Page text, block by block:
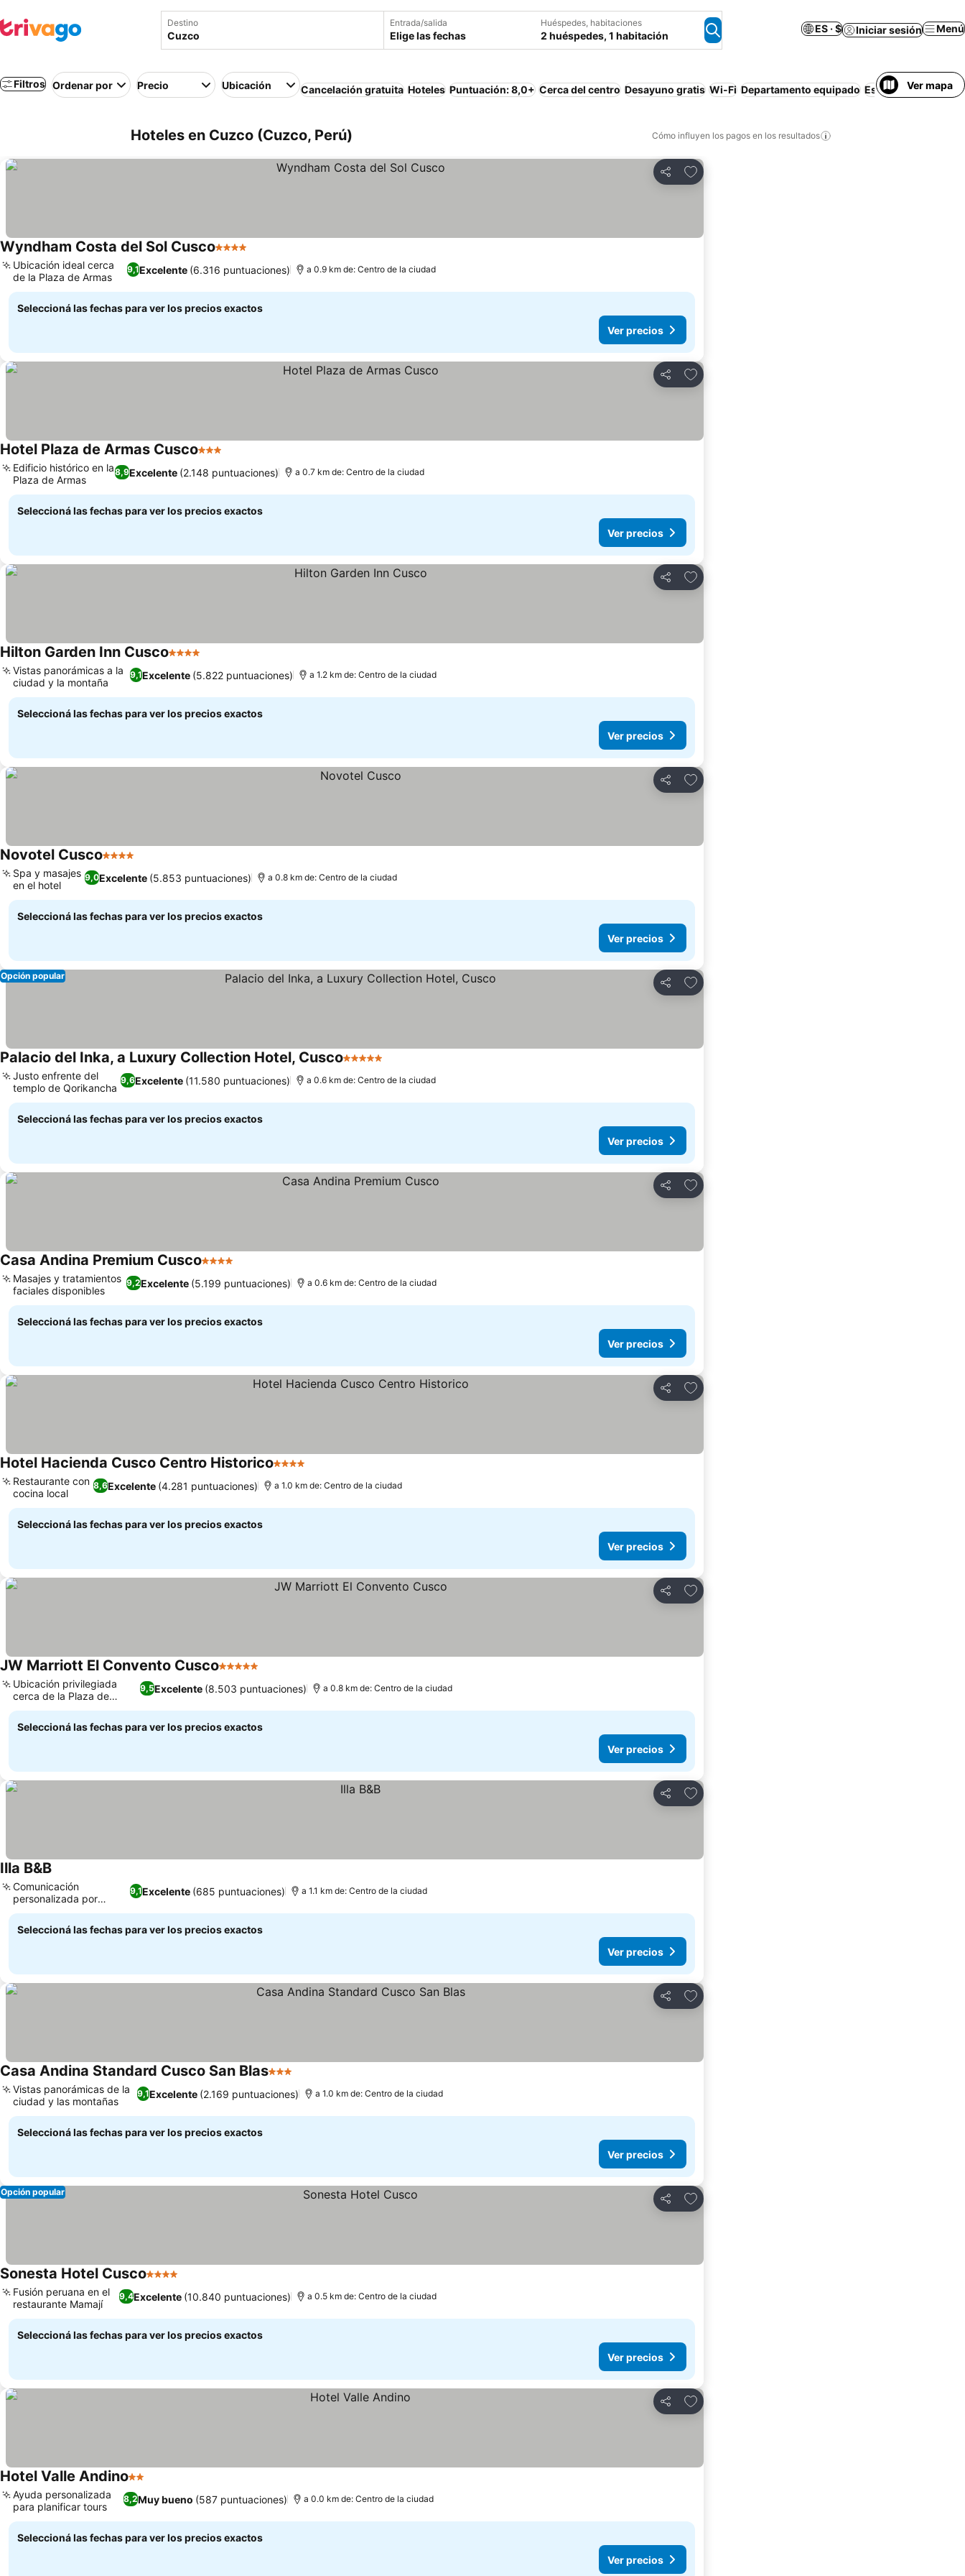
Destino Entrada/salida
Elige las fechas
Huéspedes, habitaciones
2 huéspedes, 1 habitación
ES · $ Iniciar sesión Menú
Filtros Ordenar por Precio Ubicación Cancelación gratuita Hoteles Puntuación: 8,0+ Cerca del centro Desayuno gratis Wi-Fi Departamento equipado Estacionamiento
Ver mapa
Hoteles en Cuzco (Cuzco, Perú) Cómo influyen los pagos en los resultados
Compartir
Añadir a favoritos
Wyndham Costa del Sol Cusco4 Estrellas
9,1Excelente (6.316 puntuaciones)
Ubicación ideal cerca
de la Plaza de Armas
a 0.9 km de: Centro de la ciudad
Seleccioná las fechas para ver los precios exactos
Ver precios
Compartir
Añadir a favoritos
Hotel Plaza de Armas Cusco3 Estrellas
8,9Excelente (2.148 puntuaciones)
Edificio histórico en la
Plaza de Armas
a 0.7 km de: Centro de la ciudad
Seleccioná las fechas para ver los precios exactos
Ver precios
Compartir
Añadir a favoritos
Hilton Garden Inn Cusco4 Estrellas
9,1Excelente (5.822 puntuaciones)
Vistas panorámicas a la
ciudad y la montaña
a 1.2 km de: Centro de la ciudad
Seleccioná las fechas para ver los precios exactos
Ver precios
Compartir
Añadir a favoritos
Novotel Cusco4 Estrellas
9,0Excelente (5.853 puntuaciones)
Spa y masajes
en el hotel
a 0.8 km de: Centro de la ciudad
Seleccioná las fechas para ver los precios exactos
Ver precios
Compartir
Añadir a favoritos
Opción popular
Palacio del Inka, a Luxury Collection Hotel, Cusco5 Estrellas
9,6Excelente (11.580 puntuaciones)
Justo enfrente del
templo de Qorikancha
a 0.6 km de: Centro de la ciudad
Seleccioná las fechas para ver los precios exactos
Ver precios
Compartir
Añadir a favoritos
Casa Andina Premium Cusco4 Estrellas
9,2Excelente (5.199 puntuaciones)
Masajes y tratamientos
faciales disponibles
a 0.6 km de: Centro de la ciudad
Seleccioná las fechas para ver los precios exactos
Ver precios
Compartir
Añadir a favoritos
Hotel Hacienda Cusco Centro Historico4 Estrellas
8,6Excelente (4.281 puntuaciones)
Restaurante con
cocina local
a 1.0 km de: Centro de la ciudad
Seleccioná las fechas para ver los precios exactos
Ver precios
Compartir
Añadir a favoritos
JW Marriott El Convento Cusco5 Estrellas
9,5Excelente (8.503 puntuaciones)
Ubicación privilegiada
cerca de la Plaza de
Armas
a 0.8 km de: Centro de la ciudad
Seleccioná las fechas para ver los precios exactos
Ver precios
Compartir
Añadir a favoritos
Illa B&B
9,1Excelente (685 puntuaciones)
Comunicación
personalizada por
WhatsApp
a 1.1 km de: Centro de la ciudad
Seleccioná las fechas para ver los precios exactos
Ver precios
Compartir
Añadir a favoritos
Casa Andina Standard Cusco San Blas3 Estrellas
9,1Excelente (2.169 puntuaciones)
Vistas panorámicas de la
ciudad y las montañas
a 1.0 km de: Centro de la ciudad
Seleccioná las fechas para ver los precios exactos
Ver precios
Compartir
Añadir a favoritos
Opción popular
Sonesta Hotel Cusco4 Estrellas
9,4Excelente (10.840 puntuaciones)
Fusión peruana en el
restaurante Mamají
a 0.5 km de: Centro de la ciudad
Seleccioná las fechas para ver los precios exactos
Ver precios
Compartir
Añadir a favoritos
Hotel Valle Andino2 Estrellas
8,2Muy bueno (587 puntuaciones)
Ayuda personalizada
para planificar tours
a 0.0 km de: Centro de la ciudad
Seleccioná las fechas para ver los precios exactos
Ver precios